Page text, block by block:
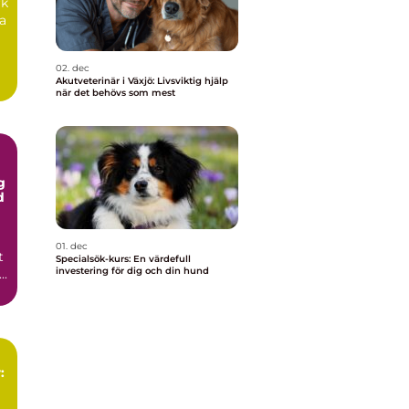
02. dec
Akutveterinär i Växjö: Livsviktig hjälp
när det behövs som mest
01. dec
Specialsök-kurs: En värdefull
investering för dig och din hund